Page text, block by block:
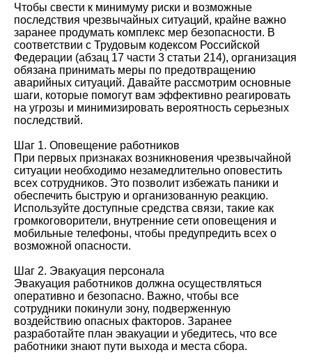
Чтобы свести к минимуму риски и возможные
последствия чрезвычайных ситуаций, крайне важно
заранее продумать комплекс мер безопасности. В
соответствии с Трудовым кодексом Российской
Федерации (абзац 17 части 3 статьи 214), организация
обязана принимать меры по предотвращению
аварийных ситуаций. Давайте рассмотрим основные
шаги, которые помогут вам эффективно реагировать
на угрозы и минимизировать вероятность серьезных
последствий.
Шаг 1. Оповещение работников
При первых признаках возникновения чрезвычайной
ситуации необходимо незамедлительно оповестить
всех сотрудников. Это позволит избежать паники и
обеспечить быструю и организованную реакцию.
Используйте доступные средства связи, такие как
громкоговорители, внутренние сети оповещения и
мобильные телефоны, чтобы предупредить всех о
возможной опасности.
Шаг 2. Эвакуация персонала
Эвакуация работников должна осуществляться
оперативно и безопасно. Важно, чтобы все
сотрудники покинули зону, подверженную
воздействию опасных факторов. Заранее
разработайте план эвакуации и убедитесь, что все
работники знают пути выхода и места сбора.